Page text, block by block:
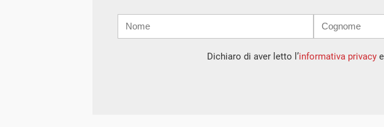
mail
Dichiaro di aver letto l’informativa privacye